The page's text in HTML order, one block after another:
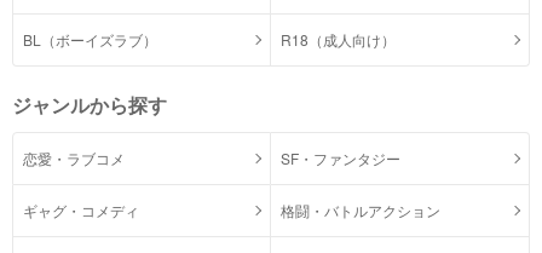
BL（ボーイズラブ） R18（成人向け）
ジャンルから探す
恋愛・ラブコメ SF・ファンタジー
ギャグ・コメディ 格闘・バトルアクション